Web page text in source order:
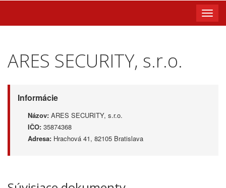
Toggle
ARES SECURITY, s.r.o.
Informácie
Názov: ARES SECURITY, s.r.o.
IČO: 35874368
Adresa: Hrachová 41, 82105 Bratislava